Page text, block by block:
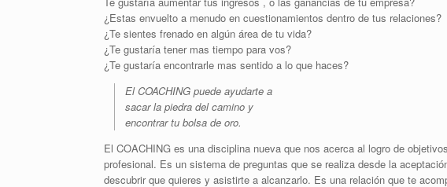
¿Estas envuelto a menudo en cuestionamientos dentro de tus relaciones?
¿Te sientes frenado en algún área de tu vida?
¿Te gustaría tener mas tiempo para vos?
¿Te gustaría encontrarle mas sentido a lo que haces?
El COACHING puede ayudarte a
sacar la piedra del camino y
encontrar tu bolsa de oro.
El COACHING es una disciplina nueva que nos acerca al logro de
profesional. Es un sistema de preguntas que se realiza desde la
descubrir que quieres y asistirte a alcanzarlo. Es una relación que te